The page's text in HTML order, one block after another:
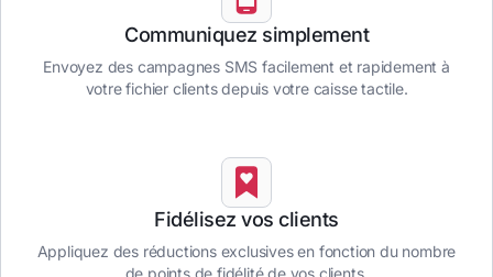
Communiquez simplement
Envoyez des campagnes SMS facilement et rapidement à
votre fichier clients depuis votre caisse tactile.
Fidélisez vos clients
Appliquez des réductions exclusives en fonction du nombre
de points de fidélité de vos clients.